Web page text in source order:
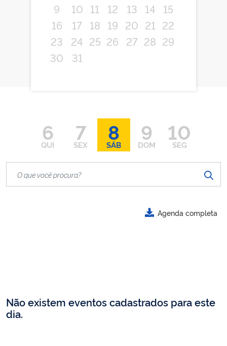
9
10 11 12 13 14
15
16
17 18 19 20 21
22
23
24 25 26 27 28 29
30
31
6
QUI
7
SEX
8
SÁB
9
DOM
10
SEG
Agenda completa
Não existem eventos cadastrados para este
dia.